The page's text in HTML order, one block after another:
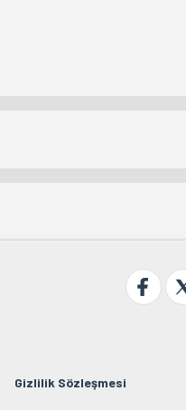
Gizlilik Sözleşmesi